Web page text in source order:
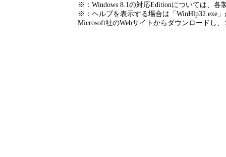
※：Windows 8.1の対応Editionについては、各
※：ヘルプを表示する場合は「WinHlp32.exe
Microsoft社のWebサイトからダウンロードし